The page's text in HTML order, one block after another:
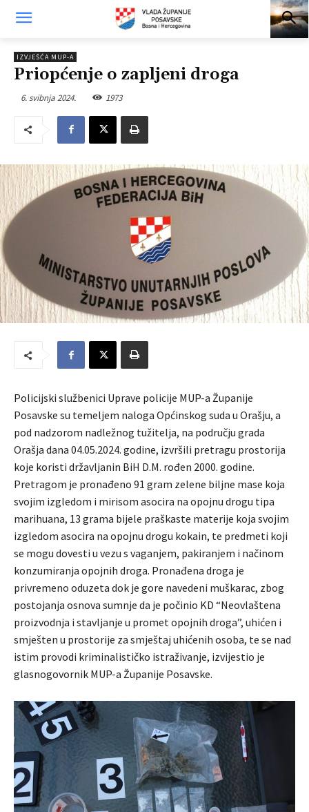
IZVJEŠĆA MUP-A
Priopćenje o zapljeni droga
6. svibnja 2024. 1973
Policijski službenici Uprave policije MUP-a Županije
Posavske su temeljem naloga Općinskog suda u Orašju, a
pod nadzorom nadležnog tužitelja, na području grada
Orašja dana 04.05.2024. godine, izvršili pretragu prostorija
koje koristi državljanin BiH D.M. rođen 2000. godine.
Pretragom je pronađeno 91 gram zelene biljne mase koja
svojim izgledom i mirisom asocira na opojnu drogu tipa
marihuana, 13 grama bijele praškaste materije koja svojim
izgledom asocira na opojnu drogu kokain, te predmeti koji
se mogu dovesti u vezu s vaganjem, pakiranjem i načinom
konzumiranja opojnih droga. Pronađena droga je
privremeno oduzeta dok je gore navedeni muškarac, zbog
postojanja osnova sumnje da je počinio KD “Neovlaštena
proizvodnja i stavljanje u promet opojnih droga”, uhićen i
smješten u prostorije za smještaj uhićenih osoba, te se nad
istim provodi kriminalističko istraživanje, izvijestio je
glasnogovornik MUP-a Županije Posavske.